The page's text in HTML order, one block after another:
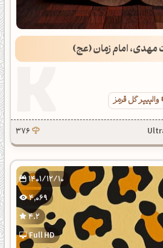
مهدی، امام زمان (عج)
والپیپر گل قرمز
376
1401/12/10
4,069
4.2
Full HD